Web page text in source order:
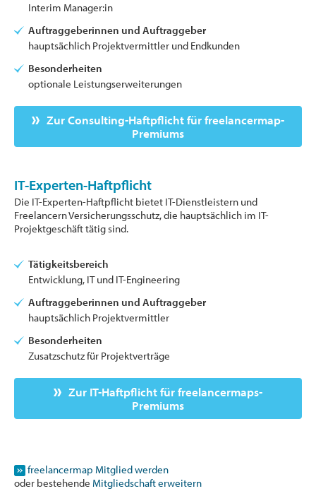
Interim Manager:in
Auftraggeberinnen und Auftraggeber
hauptsächlich Projektvermittler und Endkunden
Besonderheiten
optionale Leistungserweiterungen
Zur Consulting-Haftpflicht für freelancermap-
Premiums
IT-Experten-Haftpflicht
Die IT-Experten-Haftpflicht bietet IT-Dienstleistern und
Freelancern Versicherungsschutz, die hauptsächlich im IT-
Projektgeschäft tätig sind.
Tätigkeitsbereich
Entwicklung, IT und IT-Engineering
Auftraggeberinnen und Auftraggeber
hauptsächlich Projektvermittler
Besonderheiten
Zusatzschutz für Projektverträge
Zur IT-Haftpflicht für freelancermaps-
Premiums
freelancermap Mitglied werden
oder bestehende Mitgliedschaft erweitern